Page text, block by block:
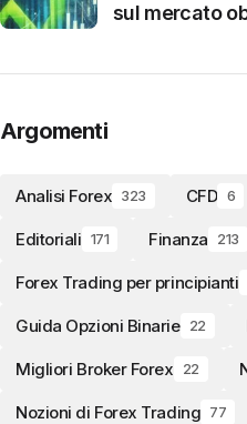
sul mercato
Argomenti
Analisi Forex 323 CFD 6
Editoriali 171 Finanza 213
Forex Trading per principianti
Guida Opzioni Binarie 22
Migliori Broker Forex 22
Nozioni di Forex Trading 77